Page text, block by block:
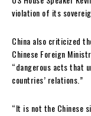
violation of its
China also criticized
Chinese Foreign
“dangerous acts that
countries’ relations.”
“It is not the Chinese